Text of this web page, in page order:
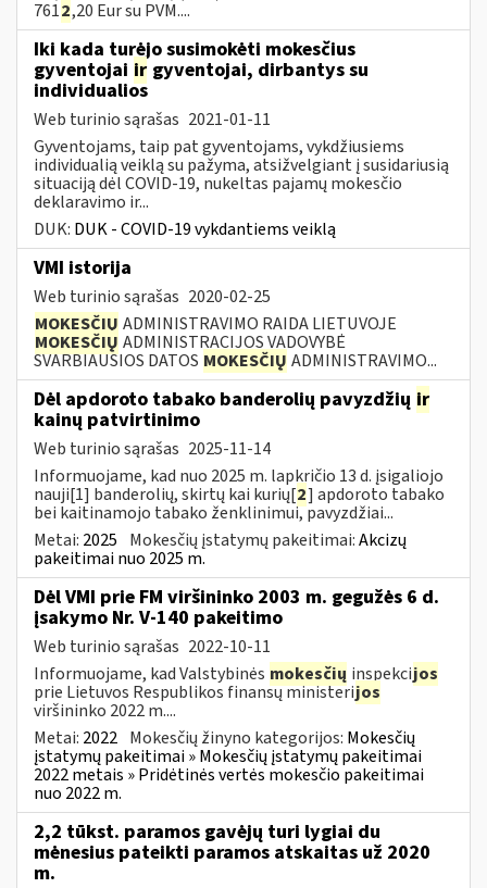
7612,20 Eur su PVM....
Iki kada turėjo susimokėti mokesčius
gyventojai ir gyventojai, dirbantys su
individualios
Web turinio sąrašas 2021-01-11
Gyventojams, taip pat gyventojams, vykdžiusiems
individualią veiklą su pažyma, atsižvelgiant į susidariusią
situaciją dėl COVID-19, nukeltas pajamų mokesčio
deklaravimo ir...
DUK: DUK - COVID-19 vykdantiems veiklą
VMI istorija
Web turinio sąrašas 2020-02-25
MOKESČIŲ ADMINISTRAVIMO RAIDA LIETUVOJE
MOKESČIŲ ADMINISTRACIJOS VADOVYBĖ
SVARBIAUSIOS DATOS MOKESČIŲ ADMINISTRAVIMO...
Dėl apdoroto tabako banderolių pavyzdžių ir
kainų patvirtinimo
Web turinio sąrašas 2025-11-14
Informuojame, kad nuo 2025 m. lapkričio 13 d. įsigaliojo
nauji[1] banderolių, skirtų kai kurių[2] apdoroto tabako
bei kaitinamojo tabako ženklinimui, pavyzdžiai...
Metai: 2025 Mokesčių įstatymų pakeitimai:Akcizų
pakeitimai nuo 2025 m.
Dėl VMI prie FM viršininko 2003 m. gegužės 6 d.
įsakymo Nr. V-140 pakeitimo
Web turinio sąrašas 2022-10-11
Informuojame, kad Valstybinės mokesčių inspekcijos
prie Lietuvos Respublikos finansų ministerijos
viršininko 2022 m....
Metai: 2022 Mokesčių žinyno kategorijos: Mokesčių
įstatymų pakeitimai » Mokesčių įstatymų pakeitimai
2022 metais » Pridėtinės vertės mokesčio pakeitimai
nuo 2022 m.
2,2 tūkst. paramos gavėjų turi lygiai du
mėnesius pateikti paramos atskaitas už 2020
m.